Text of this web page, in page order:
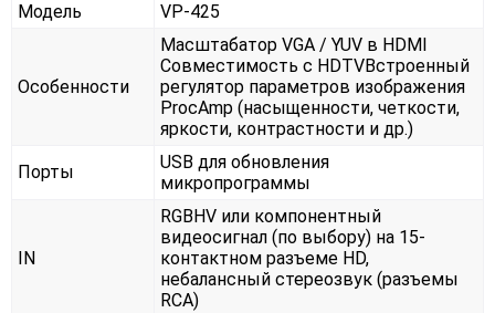
Модель
VP-425
Особенности
Масштабатор VGA / YUV в HDMI
Совместимость с HDTVВстроенный
регулятор параметров изображения
ProcAmp (насыщенности, четкости,
яркости, контрастности и др.)
Порты
USB для обновления
микропрограммы
IN
RGBHV или компонентный
видеосигнал (по выбору) на 15-
контактном разъеме HD,
небалансный стереозвук (разъемы
RCA)